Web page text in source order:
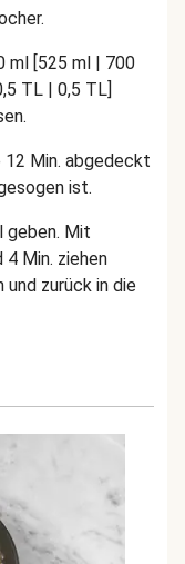
ml [525 ml | 700
TL | 0,5 TL]
12 Min. abgedeckt
ist.
geben. Mit
4 Min. ziehen
und zurück in die